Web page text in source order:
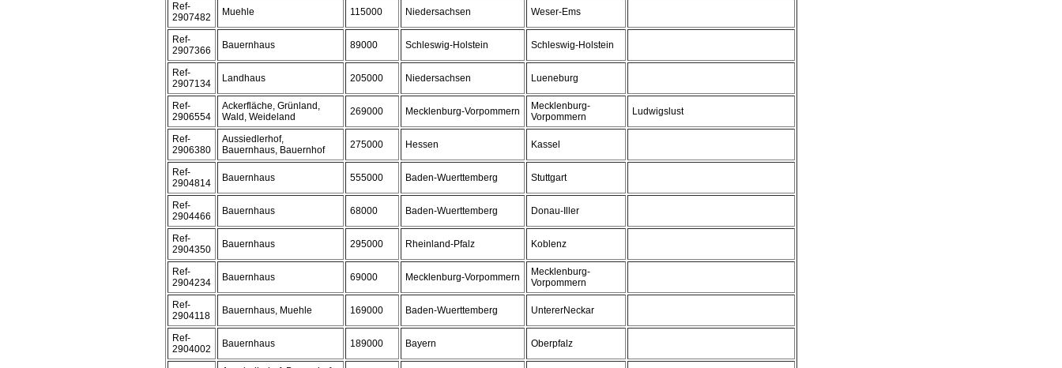
Ref-
2907482
Muehle 115000 Niedersachsen Weser-Ems
Ref-
2907366
Bauernhaus 89000 Schleswig-Holstein Schleswig-Holstein
Ref-
2907134
Landhaus 205000 Niedersachsen Lueneburg
Ref-
2906554
Ackerfläche, Grünland,
Wald, Weideland
269000 Mecklenburg-Vorpommern
Mecklenburg-
Vorpommern
Ludwigslust
Ref-
2906380
Aussiedlerhof,
Bauernhaus, Bauernhof
275000 Hessen Kassel
Ref-
2904814
Bauernhaus 555000 Baden-Wuerttemberg Stuttgart
Ref-
2904466
Bauernhaus 68000 Baden-Wuerttemberg Donau-Iller
Ref-
2904350
Bauernhaus 295000 Rheinland-Pfalz Koblenz
Ref-
2904234
Bauernhaus 69000 Mecklenburg-Vorpommern
Mecklenburg-
Vorpommern
Ref-
2904118
Bauernhaus, Muehle 169000 Baden-Wuerttemberg UntererNeckar
Ref-
2904002
Bauernhaus 189000 Bayern Oberpfalz